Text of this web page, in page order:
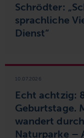
Schrödter:
sprachliche
Dienst“
Echt achtzig:
Geburtstage.
wandert
Naturparke –
10.07.2026